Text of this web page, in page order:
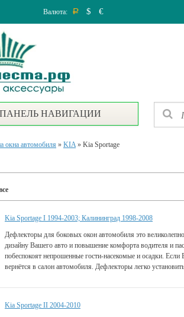
Валюта: Р $ €
НАВИГАЦИИ
окна автомобиля » KIA» Kia Sportage
Kia Sportage I 1994-2003; Калининград 1998-2008
Дефлекторы для боковых окон автомобиля это
дизайну Вашего авто и повышение комфорта водителя и
побеспокоят непрошенные гости-насекомые и осадки.
вернётся в салон автомобиля. Дефлекторы легко
Kia Sportage II 2004-2010